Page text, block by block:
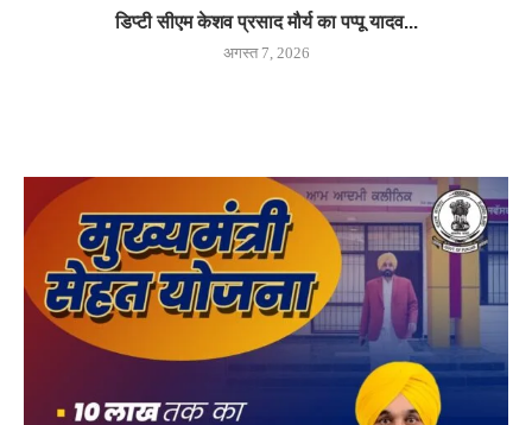
डिप्टी सीएम केशव प्रसाद मौर्य का पप्पू यादव...
अगस्त 7, 2026